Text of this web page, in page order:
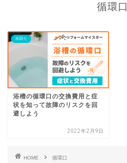
循環口
水回り
浴槽の循環口の交換費用と症
状を知って故障のリスクを回
避しよう
2022年2月9日
HOME 循環口